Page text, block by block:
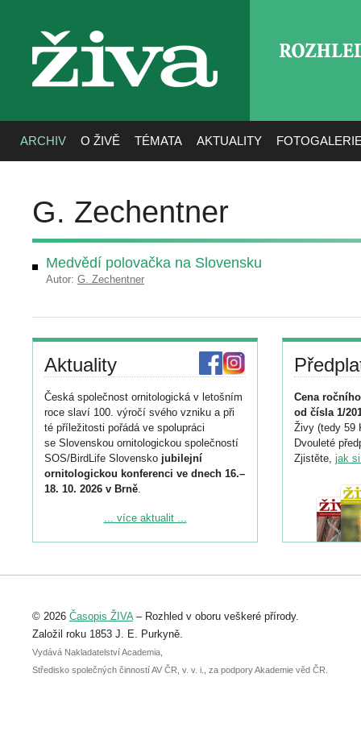
živa
ARCHIV O ŽIVĚ TÉMATA AKTUALITY
G. Zechentner
Medvědí polovačka na Slovensku
Autor: G. Zechentner
Aktuality
Česká společnost ornitologická v letošním
roce slaví 100. výročí svého vzniku a při
té příležitosti pořádá ve spolupráci
se Slovenskou ornitologickou společností
SOS/BirdLife Slovensko jubilejní
ornitologickou konferenci ve dnech 16.–
18. 10. 2026 v Brně.
Podrobnější informace ke konferenci
Registrovat se můžete do 6. září.
abstraktu přihlášené přednášky nebo
posteru je už 30. června.
... více aktualit ...
Cena
od čísla 1/
Živy (tedy 59
Dvouleté
Zjistěte, jak
© 2026 Časopis ŽIVA– Rozhled v oboru veškeré přírody.
Založil roku 1853 J. E. Purkyně.
Vydává Nakladatelství Academia,
Středisko společných činností AV ČR, v. v. i., za podpory Akademie věd ČR.